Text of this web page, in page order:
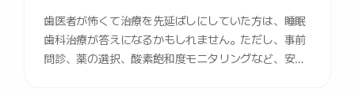
歯医者が怖くて治療を先延ばしにしていた方は、睡眠
歯科治療が答えになるかもしれません。ただし、事前
問診、薬の選択、酸素飽和度モニタリングなど、安全